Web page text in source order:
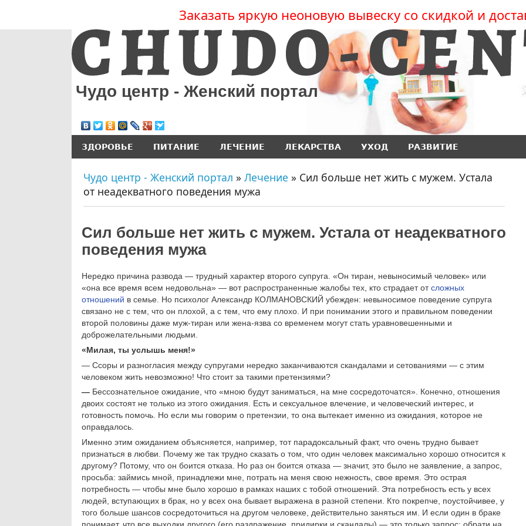
Заказать яркую неоновую вывеску со скидкой и
Чудо центр - Женский портал
ЗДОРОВЬЕ ПИТАНИЕ ЛЕЧЕНИЕ ЛЕКАРСТВА УХОД РАЗВИТИЕ
Чудо центр - Женский портал » Лечение » Сил больше нет жить с мужем. Устала
от неадекватного поведения мужа
Сил больше нет жить с мужем. Устала от неадекватного
поведения мужа
Нередко причина развода — трудный характер второго супруга. «Он тиран, невыносимый человек» или
«она все время всем недовольна» — вот распространенные жалобы тех, кто страдает отсложных
отношений в семье. Но психолог Александр КОЛМАНОВСКИЙ убежден: невыносимое поведение супруга
связано не с тем, что он плохой, а с тем, что ему плохо. И при понимании этого и правильном поведении
второй половины даже муж-тиран или жена-язва со временем могут стать уравновешенными и
доброжелательными людьми.
«Милая, ты услышь меня!»
— Ссоры и разногласия между супругами нередко заканчиваются скандалами и сетованиями — с этим
человеком жить невозможно! Что стоит за такими претензиями?
— Бессознательное ожидание, что «мною будут заниматься, на мне сосредоточатся». Конечно, отношения
двоих состоят не только из этого ожидания. Есть и сексуальное влечение, и человеческий интерес, и
готовность помочь. Но если мы говорим о претензии, то она вытекает именно из ожидания, которое не
оправдалось.
Именно этим ожиданием объясняется, например, тот парадоксальный факт, что очень трудно бывает
признаться в любви. Почему же так трудно сказать о том, что один человек максимально хорошо относится к
другому? Потому, что он боится отказа. Но раз он боится отказа — значит, это было не заявление, а запрос,
просьба: займись мной, принадлежи мне, потрать на меня свою нежность, свое время. Это острая
потребность — чтобы мне было хорошо в рамках наших с тобой отношений. Эта потребность есть у всех
людей, вступающих в брак, но у всех она бывает выражена в разной степени. Кто покрепче, поустойчивее, у
того больше шансов сосредоточиться на другом человеке, действительно заняться им. И если один в браке